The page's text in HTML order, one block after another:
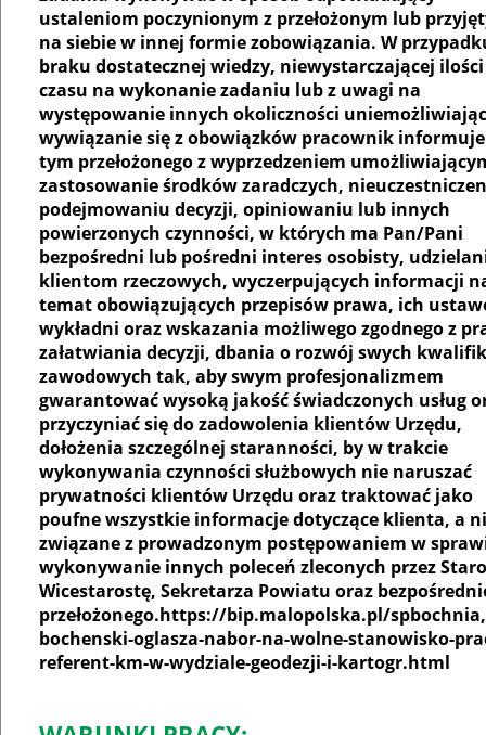
ustaleniom poczynionym z przełożonym lub
na siebie w innej formie zobowiązania. W
braku dostatecznej wiedzy, niewystarczającej ilości
czasu na wykonanie zadaniu lub z uwagi na
występowanie innych okoliczności
wywiązanie się z obowiązków pracownik
tym przełożonego z wyprzedzeniem
zastosowanie środków zaradczych,
podejmowaniu decyzji, opiniowaniu lub innych
powierzonych czynności, w których ma Pan/Pani
bezpośredni lub pośredni interes osobisty,
klientom rzeczowych, wyczerpujących informacji
temat obowiązujących przepisów prawa, ich
wykładni oraz wskazania możliwego zgodnego z
załatwiania decyzji, dbania o rozwój swych
zawodowych tak, aby swym profesjonalizmem
gwarantować wysoką jakość świadczonych usług
przyczyniać się do zadowolenia klientów Urzędu,
dołożenia szczególnej staranności, by w trakcie
wykonywania czynności służbowych nie naruszać
prywatności klientów Urzędu oraz traktować jako
poufne wszystkie informacje dotyczące klienta, a
związane z prowadzonym postępowaniem w
wykonywanie innych poleceń zleconych przez
Wicestarostę, Sekretarza Powiatu oraz
przełożonego.https://bip.malopolska.pl/
bochenski-oglasza-nabor-na-wolne-stanowisko-
referent-km-w-wydziale-geodezji-i-kartogr.html